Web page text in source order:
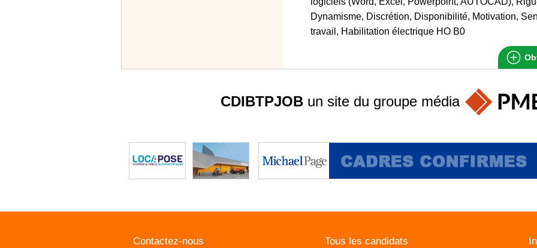
Dynamisme, Discrétion, Disponibilité, Motivation,
travail, Habilitation électrique HO B0
CDIBTPJOBun site du groupe média
Contactez-nous
Tous les candidats